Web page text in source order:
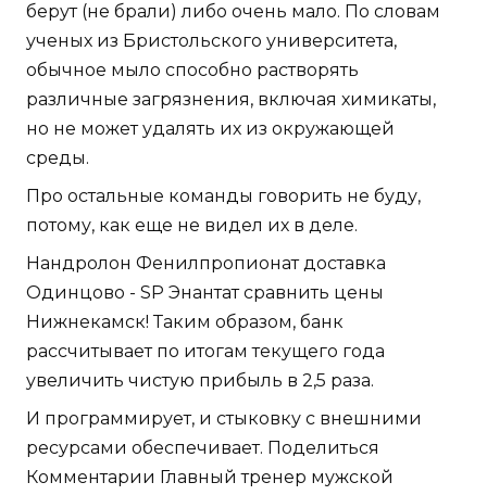
берут (не брали) либо очень мало. По словам
ученых из Бристольского университета,
обычное мыло способно растворять
различные загрязнения, включая химикаты,
но не может удалять их из окружающей
среды.
Про остальные команды говорить не буду,
потому, как еще не видел их в деле.
Нандролон Фенилпропионат доставка
Одинцово - SP Энантат сравнить цены
Нижнекамск! Таким образом, банк
рассчитывает по итогам текущего года
увеличить чистую прибыль в 2,5 раза.
И программирует, и стыковку с внешними
ресурсами обеспечивает. Поделиться
Комментарии Главный тренер мужской